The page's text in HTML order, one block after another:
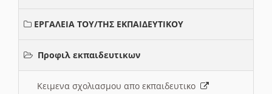
ΕΡΓΑΛΕΙΑ ΤΟΥ/ΤΗΣ ΕΚΠΑΙΔΕΥΤΙΚΟΥ
Προφιλ εκπαιδευτικων
Κειμενα σχολιασμου απο εκπαιδευτικο